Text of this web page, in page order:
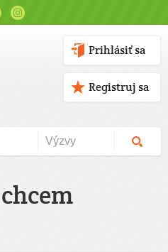
Prihlásiť sa
Registruj sa